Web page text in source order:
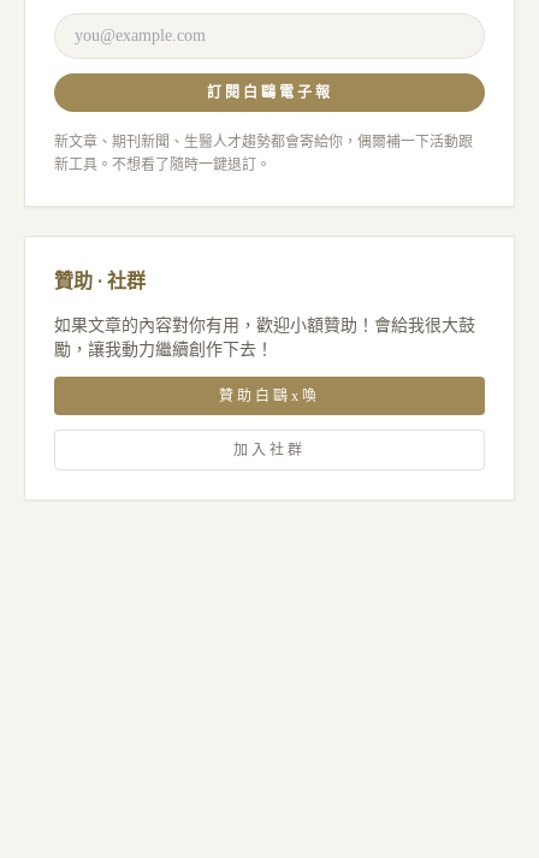
訂閱白鷗電子報
新文章、期刊新聞、生醫人才趨勢都會寄給你，偶爾補一下活動跟
新工具。不想看了隨時一鍵退訂。
贊助 · 社群
如果文章的內容對你有用，歡迎小額贊助！會給我很大鼓
勵，讓我動力繼續創作下去！
贊助白鷗x喚
加入社群